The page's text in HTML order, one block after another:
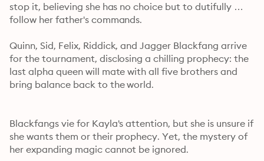
stop it, believing she has no choice but to dutifully
follow her father's commands.
Quinn, Sid, Felix, Riddick, and Jagger Blackfang arrive
for the tournament, disclosing a chilling prophecy: the
last alpha queen will mate with all five brothers and
bring balance back to the world.
Blackfangs vie for Kayla's attention, but she is unsure if
she wants them or their prophecy. Yet, the mystery of
her expanding magic cannot be ignored.